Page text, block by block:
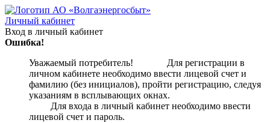
Личный кабинет
Вход в личный кабинет
Ошибка!
Уважаемый потребитель! Для регистрации в
личном кабинете необходимо ввести лицевой счет и
фамилию (без инициалов), пройти регистрацию, следуя
указаниям в всплывающих окнах.
Для входа в личный кабинет необходимо ввести
лицевой счет и пароль.